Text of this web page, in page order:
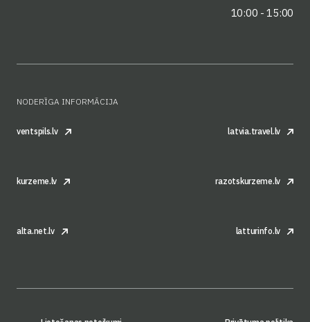
10:00 - 15:00
NODERĪGA INFORMĀCIJA
ventspils.lv latvia.travel.lv
kurzeme.lv razotskurzeme.lv
alta.net.lv latturinfo.lv